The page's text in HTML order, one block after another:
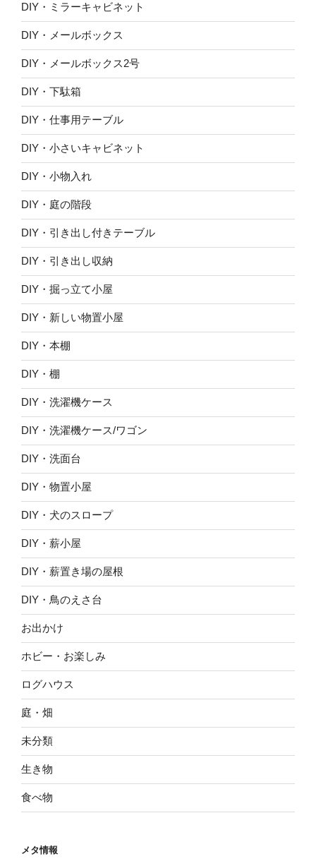
DIY・ミラーキャビネット
DIY・メールボックス
DIY・メールボックス2号
DIY・下駄箱
DIY・仕事用テーブル
DIY・小さいキャビネット
DIY・小物入れ
DIY・庭の階段
DIY・引き出し付きテーブル
DIY・引き出し収納
DIY・掘っ立て小屋
DIY・新しい物置小屋
DIY・本棚
DIY・棚
DIY・洗濯機ケース
DIY・洗濯機ケース/ワゴン
DIY・洗面台
DIY・物置小屋
DIY・犬のスロープ
DIY・薪小屋
DIY・薪置き場の屋根
DIY・鳥のえさ台
お出かけ
ホビー・お楽しみ
ログハウス
庭・畑
未分類
生き物
食べ物
メタ情報